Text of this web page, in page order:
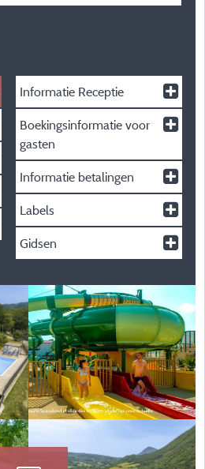
Informatie Receptie
Boekingsinformatie voor
gasten
Informatie betalingen
Labels
Gidsen